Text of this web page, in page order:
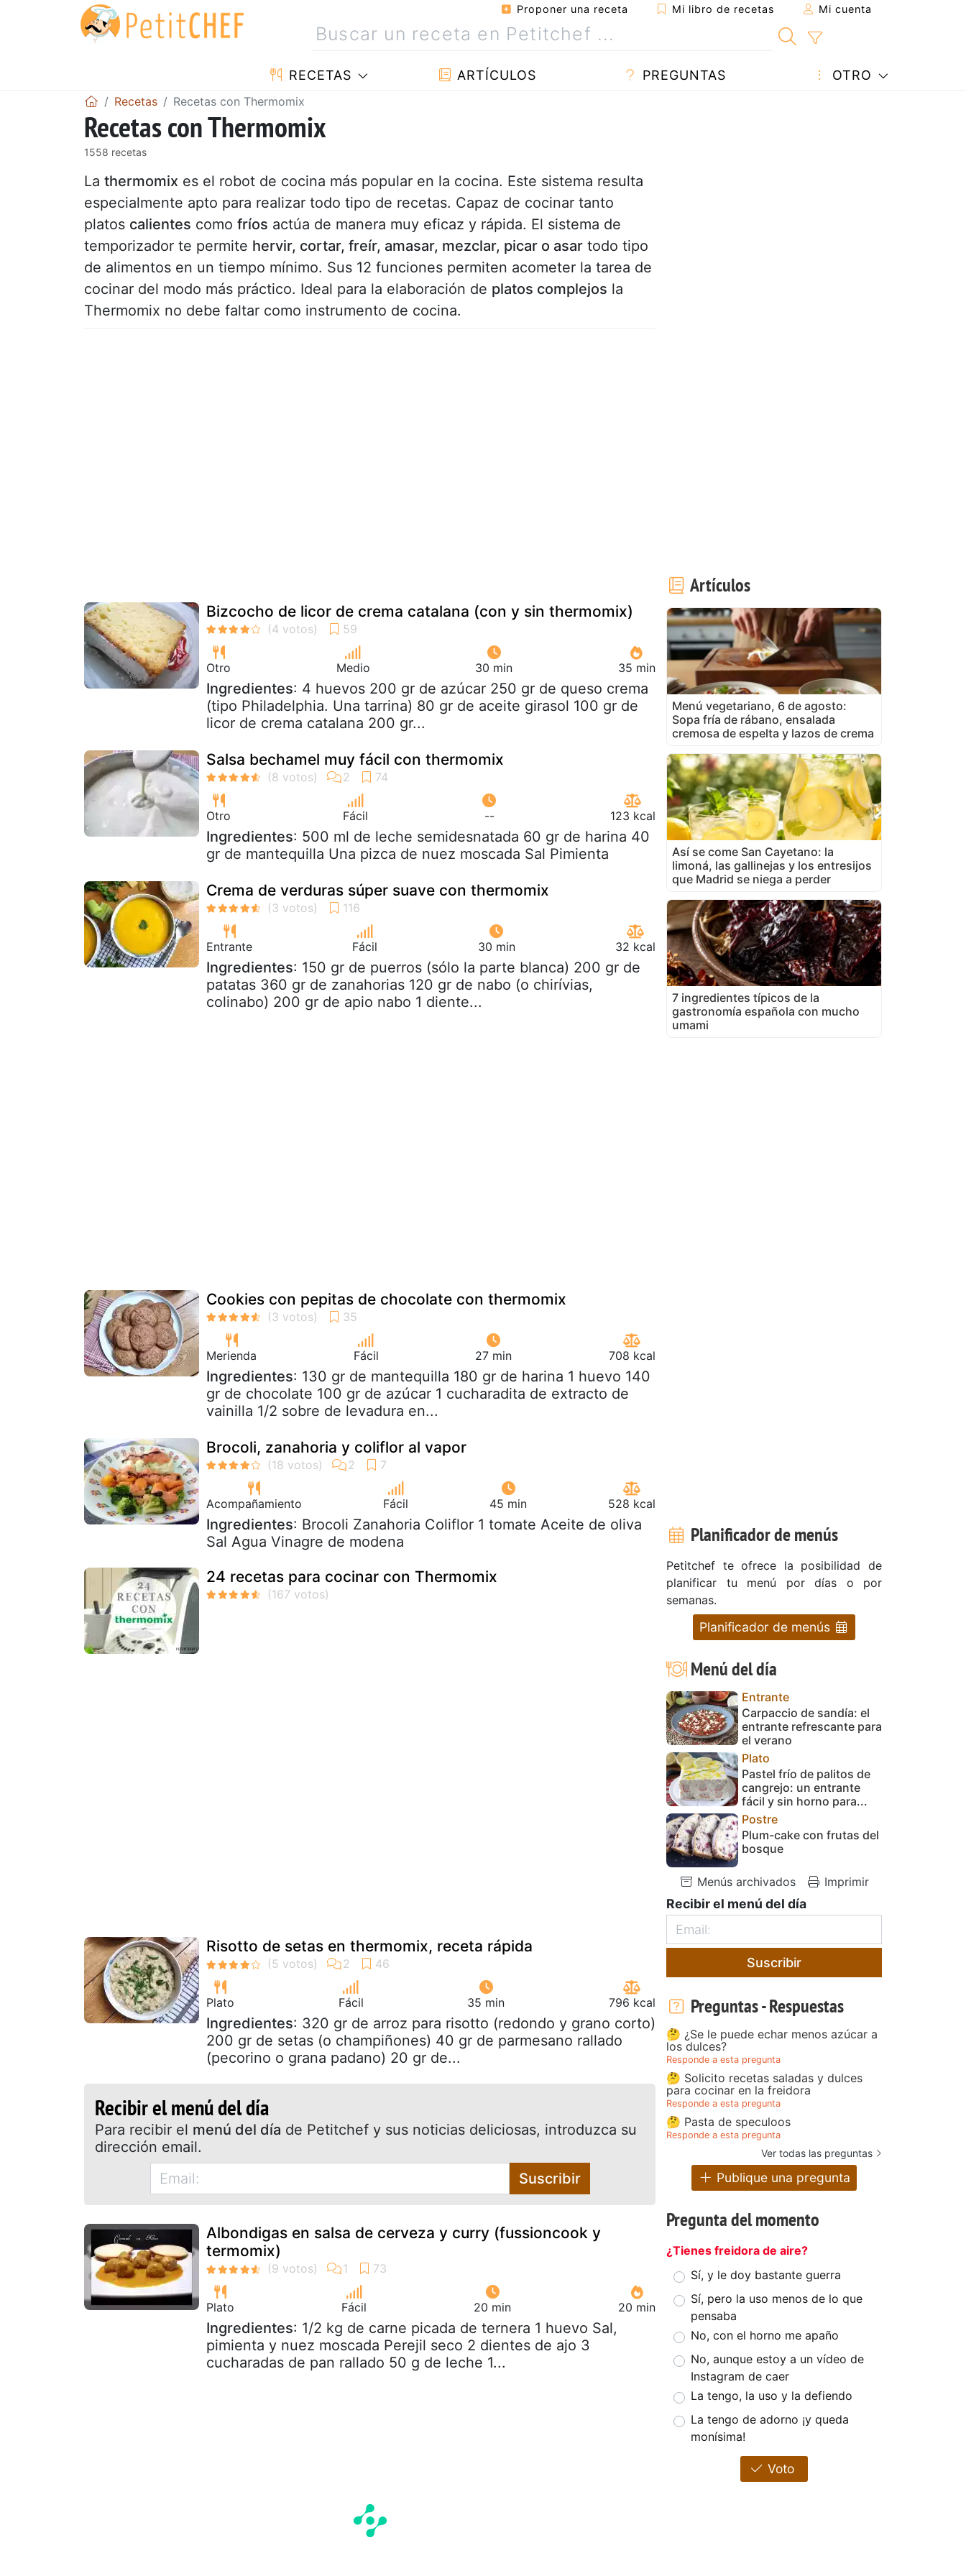
Proponer una receta Mi libro de recetas Mi cuenta
RECETAS ARTÍCULOS PREGUNTAS OTRO
Recetas Recetas con Thermomix
Recetas con Thermomix
1558 recetas
La thermomix es el robot de cocina más popular en la cocina. Este sistema resulta
especialmente apto para realizar todo tipo de recetas. Capaz de cocinar tanto
platos calientes como fríos actúa de manera muy eficaz y rápida. El sistema de
temporizador te permite hervir, cortar, freír, amasar, mezclar, picar o asar todo tipo
de alimentos en un tiempo mínimo. Sus 12 funciones permiten acometer la tarea de
cocinar del modo más práctico. Ideal para la elaboración de platos complejos la
Thermomix no debe faltar como instrumento de cocina.
Bizcocho de licor de crema catalana (con y sin thermomix)
Otro Medio 30 min 35 min
Ingredientes: 4 huevos 200 gr de azúcar 250 gr de queso crema
(tipo Philadelphia. Una tarrina) 80 gr de aceite girasol 100 gr de
licor de crema catalana 200 gr...
Salsa bechamel muy fácil con thermomix
Otro Fácil -- 123 kcal
Ingredientes: 500 ml de leche semidesnatada 60 gr de harina 40
gr de mantequilla Una pizca de nuez moscada Sal Pimienta
Crema de verduras súper suave con thermomix
Entrante Fácil 30 min 32 kcal
Ingredientes: 150 gr de puerros (sólo la parte blanca) 200 gr de
patatas 360 gr de zanahorias 120 gr de nabo (o chirívias,
colinabo) 200 gr de apio nabo 1 diente...
Cookies con pepitas de chocolate con thermomix
Merienda Fácil 27 min 708 kcal
Ingredientes: 130 gr de mantequilla 180 gr de harina 1 huevo 140
gr de chocolate 100 gr de azúcar 1 cucharadita de extracto de
vainilla 1/2 sobre de levadura en...
Brocoli, zanahoria y coliflor al vapor
Acompañamiento Fácil 45 min 528 kcal
Ingredientes: Brocoli Zanahoria Coliflor 1 tomate Aceite de oliva
Sal Agua Vinagre de modena
24 recetas para cocinar con Thermomix
Risotto de setas en thermomix, receta rápida
Plato Fácil 35 min 796 kcal
Ingredientes: 320 gr de arroz para risotto (redondo y grano corto)
200 gr de setas (o champiñones) 40 gr de parmesano rallado
(pecorino o grana padano) 20 gr de...
Recibir el menú del día
Para recibir el menú del día de Petitchef y sus noticias deliciosas, introduzca su
dirección email.
Suscribir
Albondigas en salsa de cerveza y curry (fussioncook y
termomix)
Plato Fácil 20 min 20 min
Ingredientes: 1/2 kg de carne picada de ternera 1 huevo Sal,
pimienta y nuez moscada Perejil seco 2 dientes de ajo 3
cucharadas de pan rallado 50 g de leche 1...
Artículos
Menú vegetariano, 6 de agosto:
Sopa fría de rábano, ensalada
cremosa de espelta y lazos de crema
Así se come San Cayetano: la
limoná, las gallinejas y los entresijos
que Madrid se niega a perder
7 ingredientes típicos de la
gastronomía española con mucho
umami
Planificador de menús
Petitchef te ofrece la posibilidad de
planificar tu menú por días o por
semanas.
Planificador de menús
Menú del día
Entrante
Carpaccio de sandía: el
entrante refrescante para
el verano
Plato
Pastel frío de palitos de
cangrejo: un entrante
fácil y sin horno para...
Postre
Plum-cake con frutas del
bosque
Menús archivados Imprimir
Recibir el menú del día
Suscribir
Preguntas - Respuestas
🤔 ¿Se le puede echar menos azúcar a
los dulces?
Responde a esta pregunta
🤔 Solicito recetas saladas y dulces
para cocinar en la freidora
Responde a esta pregunta
🤔 Pasta de speculoos
Responde a esta pregunta
Ver todas las preguntas
Publique una pregunta
Pregunta del momento
¿Tienes freidora de aire?
Sí, y le doy bastante guerra
Sí, pero la uso menos de lo que
pensaba
No, con el horno me apaño
No, aunque estoy a un vídeo de
Instagram de caer
La tengo, la uso y la defiendo
La tengo de adorno ¡y queda
monísima!
Voto